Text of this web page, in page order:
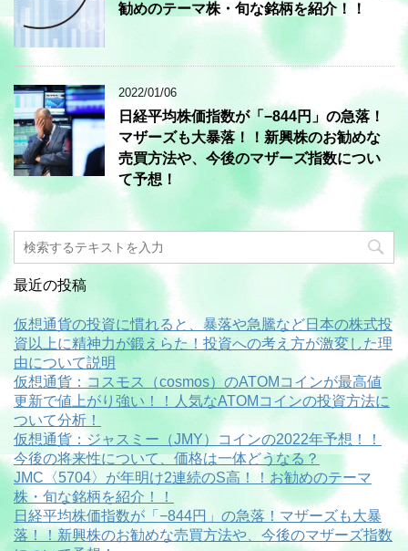
勧めのテーマ株・旬な銘柄を紹介！！
2022/01/06
日経平均株価指数が「−844円」の急落！
マザーズも大暴落！！新興株のお勧めな
売買方法や、今後のマザーズ指数につい
て予想！
最近の投稿
仮想通貨の投資に慣れると、暴落や急騰など日本の株式投
資以上に精神力が鍛えらた！投資への考え方が激変した理
由について説明
仮想通貨：コスモス（cosmos）のATOMコインが最高値
更新で値上がり強い！！人気なATOMコインの投資方法に
ついて分析！
仮想通貨：ジャスミー（JMY）コインの2022年予想！！
今後の将来性について、価格は一体どうなる？
JMC〈5704〉が年明け2連続のS高！！お勧めのテーマ
株・旬な銘柄を紹介！！
日経平均株価指数が「−844円」の急落！マザーズも大暴
落！！新興株のお勧めな売買方法や、今後のマザーズ指数